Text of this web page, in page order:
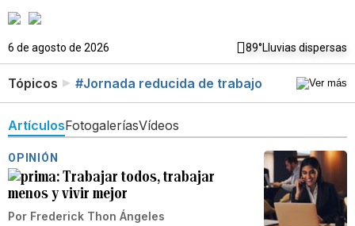
6 de agosto de 2026 89°Lluvias dispersas
Tópicos #Jornada reducida de trabajo
ArtículosFotogaleríasVídeos
OPINIÓN
Trabajar todos, trabajar
menos y vivir mejor
Por Frederick Thon Ángeles